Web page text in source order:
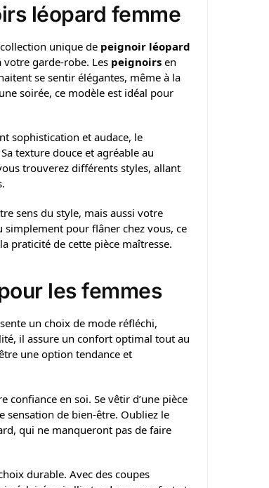
léopard femme
unique de peignoir léopard
garde-robe. Les peignoirsen
se sentir élégantes, même à la
soirée, ce modèle est idéal pour
sophistication et audace, le
texture douce et agréable au
trouverez différents styles, allant
sens du style, mais aussi votre
simplement pour flâner chez vous, ce
praticité de cette pièce maîtresse.
les femmes
un choix de mode réfléchi,
il assure un confort optimal tout au
une option tendance et
en soi. Se vêtir d’une pièce
sensation de bien-être. Oubliez le
qui ne manqueront pas de faire
durable. Avec des coupes